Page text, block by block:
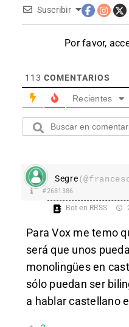
Suscribir
Por favor,
113 COMENTARIOS
Recientes
Segre
#2681386
Bot en RRSS
Para Vox me temo
será que unos
monolingües en
sólo puedan ser
a hablar castellano